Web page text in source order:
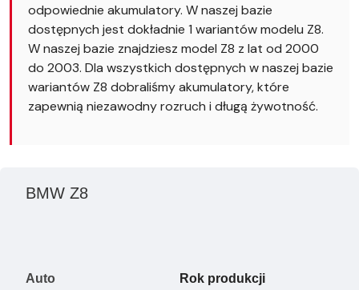
odpowiednie akumulatory. W naszej bazie
dostępnych jest dokładnie 1 wariantów modelu Z8.
W naszej bazie znajdziesz model Z8 z lat od 2000
do 2003. Dla wszystkich dostępnych w naszej bazie
wariantów Z8 dobraliśmy akumulatory, które
zapewnią niezawodny rozruch i długą żywotność.
BMW Z8
Auto Rok produkcji